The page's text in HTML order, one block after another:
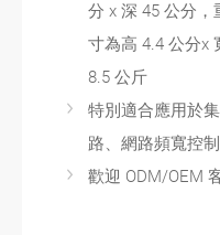
分 x 深 45 公分，
寸為高 4.4 公分x
8.5 公斤
特別適合應用於
路、網路頻寬控
歡迎 ODM/OEM